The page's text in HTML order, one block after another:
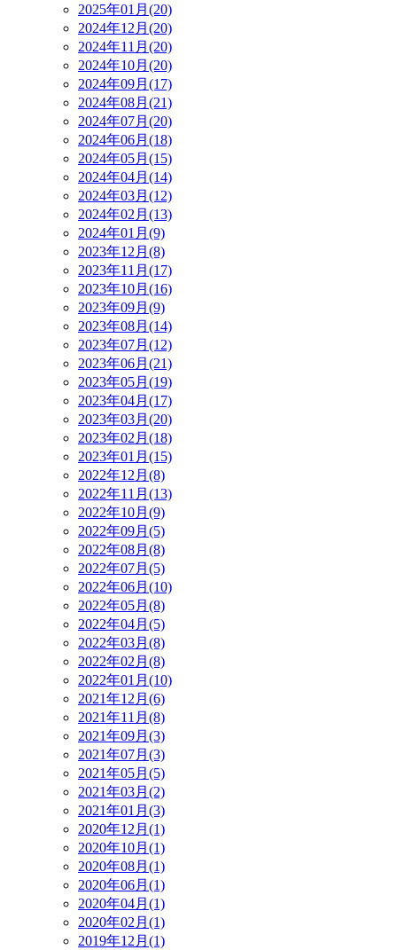
2025年01月(20)
2024年12月(20)
2024年11月(20)
2024年10月(20)
2024年09月(17)
2024年08月(21)
2024年07月(20)
2024年06月(18)
2024年05月(15)
2024年04月(14)
2024年03月(12)
2024年02月(13)
2024年01月(9)
2023年12月(8)
2023年11月(17)
2023年10月(16)
2023年09月(9)
2023年08月(14)
2023年07月(12)
2023年06月(21)
2023年05月(19)
2023年04月(17)
2023年03月(20)
2023年02月(18)
2023年01月(15)
2022年12月(8)
2022年11月(13)
2022年10月(9)
2022年09月(5)
2022年08月(8)
2022年07月(5)
2022年06月(10)
2022年05月(8)
2022年04月(5)
2022年03月(8)
2022年02月(8)
2022年01月(10)
2021年12月(6)
2021年11月(8)
2021年09月(3)
2021年07月(3)
2021年05月(5)
2021年03月(2)
2021年01月(3)
2020年12月(1)
2020年10月(1)
2020年08月(1)
2020年06月(1)
2020年04月(1)
2020年02月(1)
2019年12月(1)